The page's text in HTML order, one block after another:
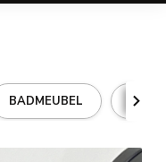
BADMEUBEL